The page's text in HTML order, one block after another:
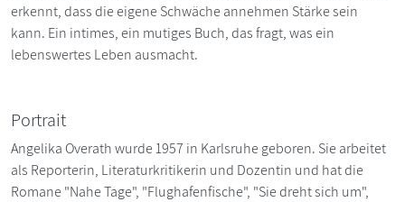
erkennt, dass die eigene Schwäche annehmen Stärke sein
kann. Ein intimes, ein mutiges Buch, das fragt, was ein
lebenswertes Leben ausmacht.
Portrait
Angelika Overath wurde 1957 in Karlsruhe geboren. Sie arbeitet
als Reporterin, Literaturkritikerin und Dozentin und hat die
Romane "Nahe Tage", "Flughafenfische", "Sie dreht sich um",